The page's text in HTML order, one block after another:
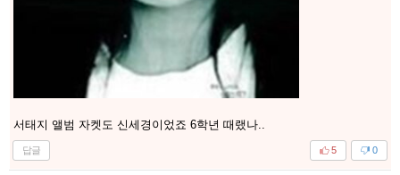
서태지 앨범 자켓도 신세경이었죠 6학년 때랬나..
답글 0
5